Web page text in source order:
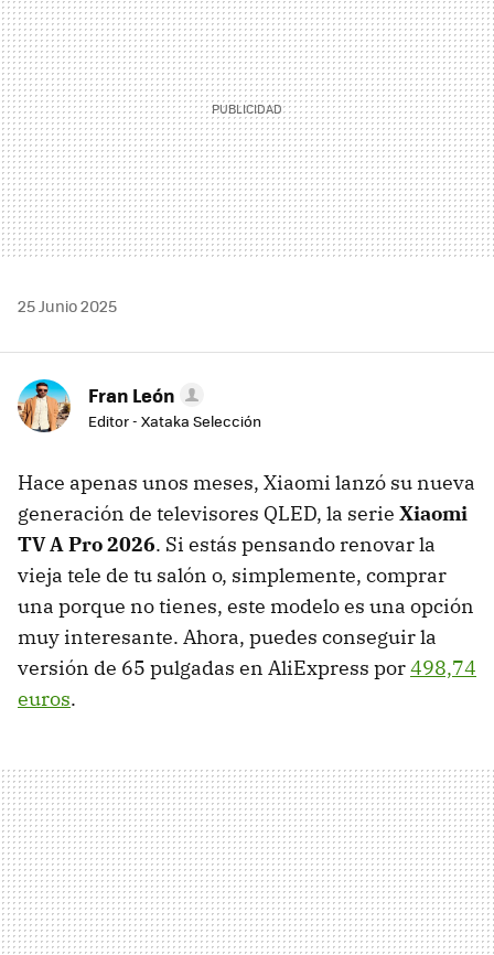
25 Junio 2025
Fran León
Editor - Xataka Selección
Hace apenas unos meses, Xiaomi lanzó su nueva
generación de televisores QLED, la serie Xiaomi
TV A Pro 2026. Si estás pensando renovar la
vieja tele de tu salón o, simplemente, comprar
una porque no tienes, este modelo es una opción
muy interesante. Ahora, puedes conseguir la
versión de 65 pulgadas en AliExpress por498,74
euros.